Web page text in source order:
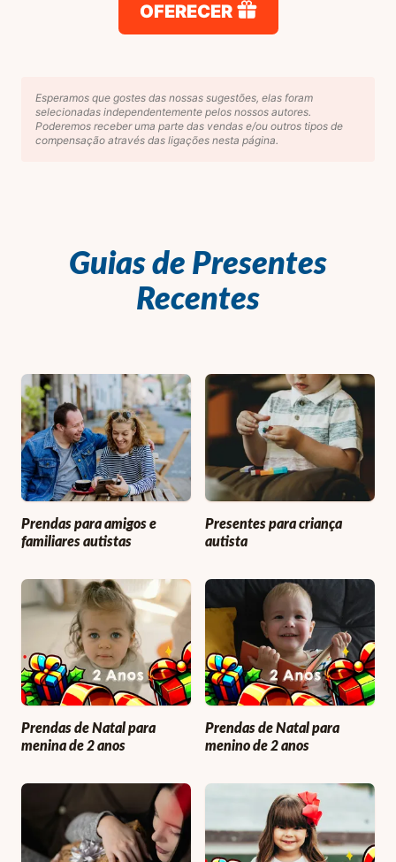
OFERECER
Esperamos que gostes das nossas sugestões, elas foram
selecionadas independentemente pelos nossos autores.
Poderemos receber uma parte das vendas e/ou outros tipos de
compensação através das ligações nesta página.
Guias de Presentes
Recentes
Prendas para amigos e
familiares autistas
Presentes para criança
autista
Prendas de Natal para
menina de 2 anos
Prendas de Natal para
menino de 2 anos